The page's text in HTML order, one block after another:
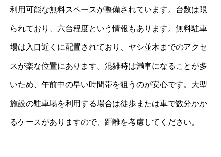
利用可能な無料スペースが整備されています。台数は限
られており、六台程度という情報もあります。無料駐車
場は入口近くに配置されており、ヤシ並木までのアクセ
スが楽な位置にあります。混雑時は満車になることが多
いため、午前中の早い時間帯を狙うのが安心です。大型
施設の駐車場を利用する場合は徒歩または車で数分かか
るケースがありますので、距離を考慮してください。